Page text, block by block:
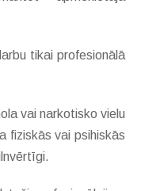
tikai profesionālā
vai narkotisko vielu
fiziskās vai psihiskās